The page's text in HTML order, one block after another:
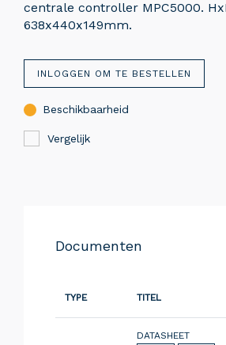
centrale controller MPC5000.
638x440x149mm.
INLOGGEN OM TE BESTELLEN
Beschikbaarheid
Vergelijk
Documenten
TYPE TITEL
DATASHEET